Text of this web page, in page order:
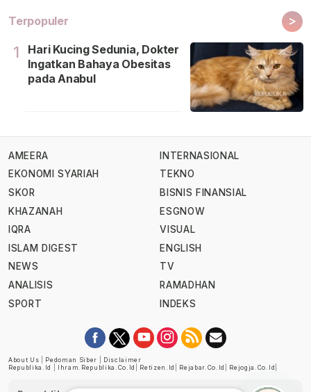
Terpopuler >
1
Hari Kucing Sedunia, Dokter
Ingatkan Bahaya Obesitas
pada Anabul
AMEERA
EKONOMI SYARIAH
SKOR
KHAZANAH
IQRA
ISLAM DIGEST
NEWS
ANALISIS
SPORT
INTERNASIONAL
TEKNO
BISNIS FINANSIAL
ESGNOW
VISUAL
ENGLISH
TV
RAMADHAN
INDEKS
About Us Pedoman Siber
Disclaimer
Republika.id
Ihram.republika.co.id Retizen.id Rejabar.co.id Rejogja.co.id